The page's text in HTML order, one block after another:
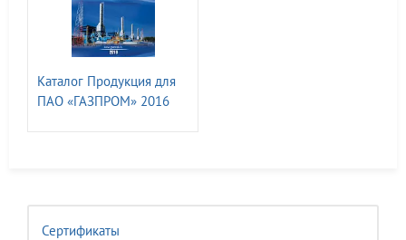
Сертификаты
Каталог Продукция для
ПАО «ГАЗПРОМ» 2016